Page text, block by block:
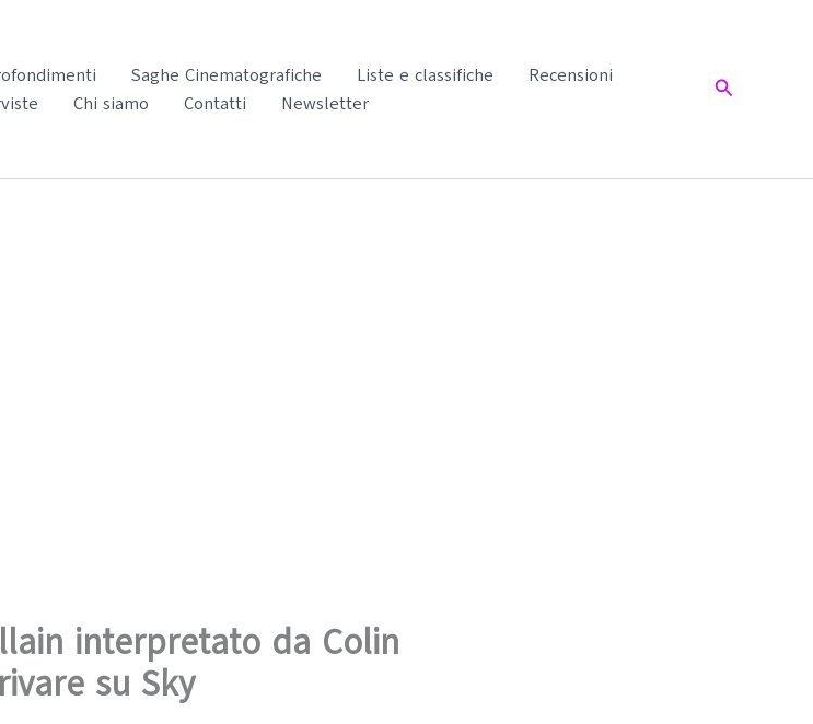
Saghe Cinematografiche Liste e classifiche
Recensioni
Chi siamo Contatti Newsletter
Cerca
interpretato da Colin
su Sky